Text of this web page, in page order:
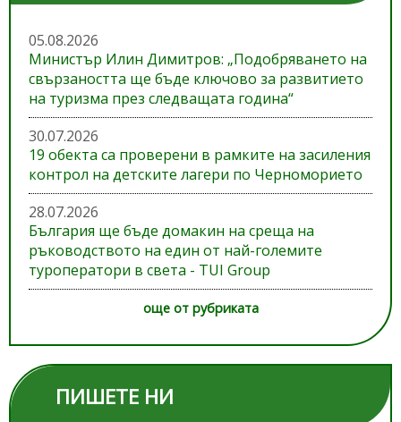
05.08.2026
Министър Илин Димитров: „Подобряването на
свързаността ще бъде ключово за развитието
на туризма през следващата година“
30.07.2026
19 обекта са проверени в рамките на засиления
контрол на детските лагери по Черноморието
28.07.2026
България ще бъде домакин на среща на
ръководството на един от най-големите
туроператори в света - TUI Group
още от рубриката
ПИШЕТЕ НИ